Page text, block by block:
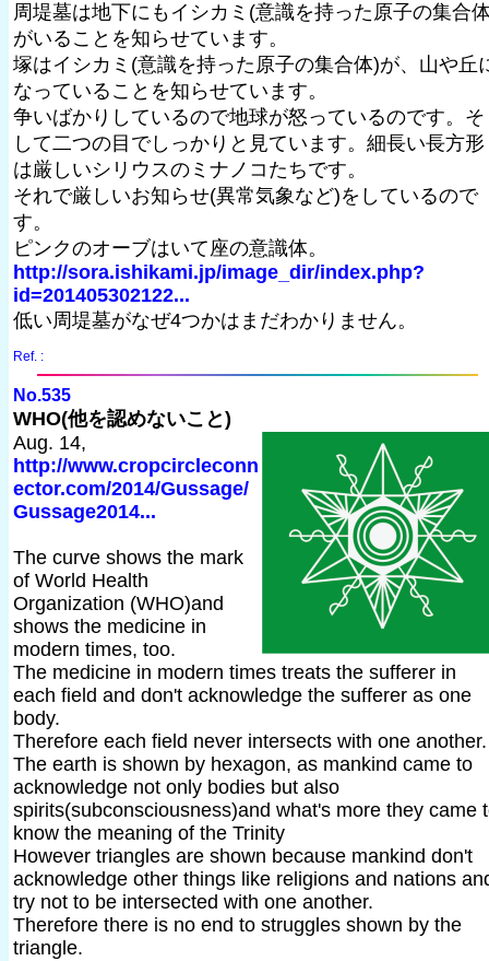
周堤墓は地下にもイシカミ(意識を持った原子の集合
がいることを知らせています。
塚はイシカミ(意識を持った原子の集合体)が、山や丘
なっていることを知らせています。
争いばかりしているので地球が怒っているのです。そ
して二つの目でしっかりと見ています。細長い長方形
は厳しいシリウスのミナノコたちです。
それで厳しいお知らせ(異常気象など)をしているので
す。
ピンクのオーブはいて座の意識体。
http://sora.ishikami.jp/image_dir/index.php?
id=201405302122...
低い周堤墓がなぜ4つかはまだわかりません。
Ref. :
No.535
WHO(他を認めないこと)
Aug. 14,
http://www.cropcircleconn
ector.com/2014/Gussage/
Gussage2014...
The curve shows the mark
of World Health
Organization (WHO)and
shows the medicine in
modern times, too.
The medicine in modern times treats the sufferer in
each field and don't acknowledge the sufferer as one
body.
Therefore each field never intersects with one another.
The earth is shown by hexagon, as mankind came to
acknowledge not only bodies but also
spirits(subconsciousness)and what's more they came
know the meaning of the Trinity
However triangles are shown because mankind don't
acknowledge other things like religions and nations
try not to be intersected with one another.
Therefore there is no end to struggles shown by the
triangle.